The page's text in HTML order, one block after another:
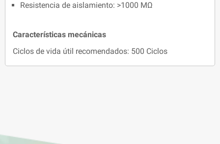
Resistencia de aislamiento: >1000 MΩ
Características mecánicas
Ciclos de vida útil recomendados: 500 Ciclos